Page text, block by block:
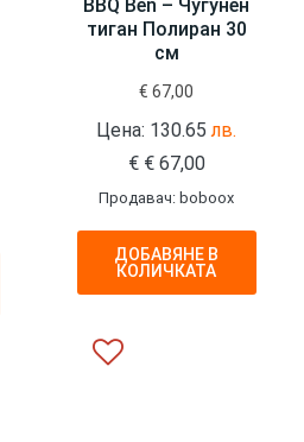
BBQ Ben – Чугунен
тиган Полиран 30
см
€ 67,00
Цена: 130.65лв.
€ €67,00
Продавач: boboox
ДОБАВЯНЕ В
КОЛИЧКАТА